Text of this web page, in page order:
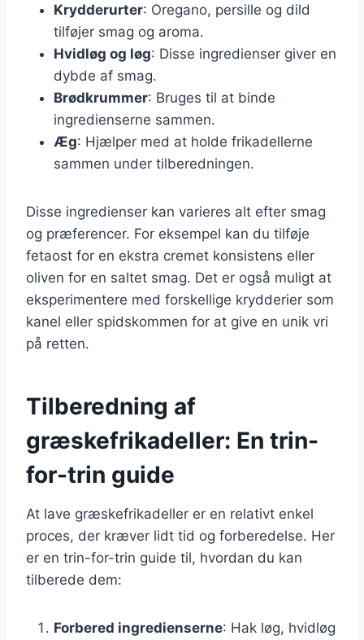
Krydderurter: Oregano, persille og dild
tilføjer smag og aroma.
Hvidløg og løg: Disse ingredienser giver en
dybde af smag.
Brødkrummer: Bruges til at binde
ingredienserne sammen.
Æg: Hjælper med at holde frikadellerne
sammen under tilberedningen.
Disse ingredienser kan varieres alt efter smag
og præferencer. For eksempel kan du tilføje
fetaost for en ekstra cremet konsistens eller
oliven for en saltet smag. Det er også muligt at
eksperimentere med forskellige krydderier som
kanel eller spidskommen for at give en unik vri
på retten.
Tilberedning af
græskefrikadeller: En trin-
for-trin guide
At lave græskefrikadeller er en relativt enkel
proces, der kræver lidt tid og forberedelse. Her
er en trin-for-trin guide til, hvordan du kan
tilberede dem:
Forbered ingredienserne: Hak løg, hvidløg